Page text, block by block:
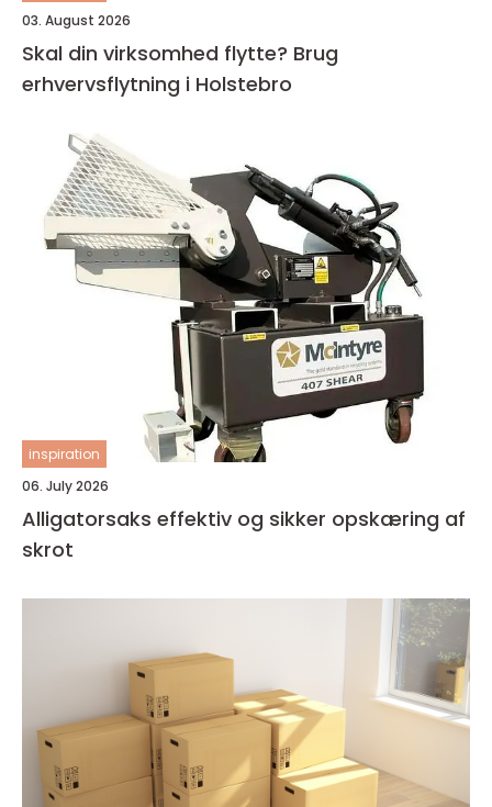
03. August 2026
Skal din virksomhed flytte? Brug
erhvervsflytning i Holstebro
inspiration
06. July 2026
Alligatorsaks effektiv og sikker opskæring af
skrot